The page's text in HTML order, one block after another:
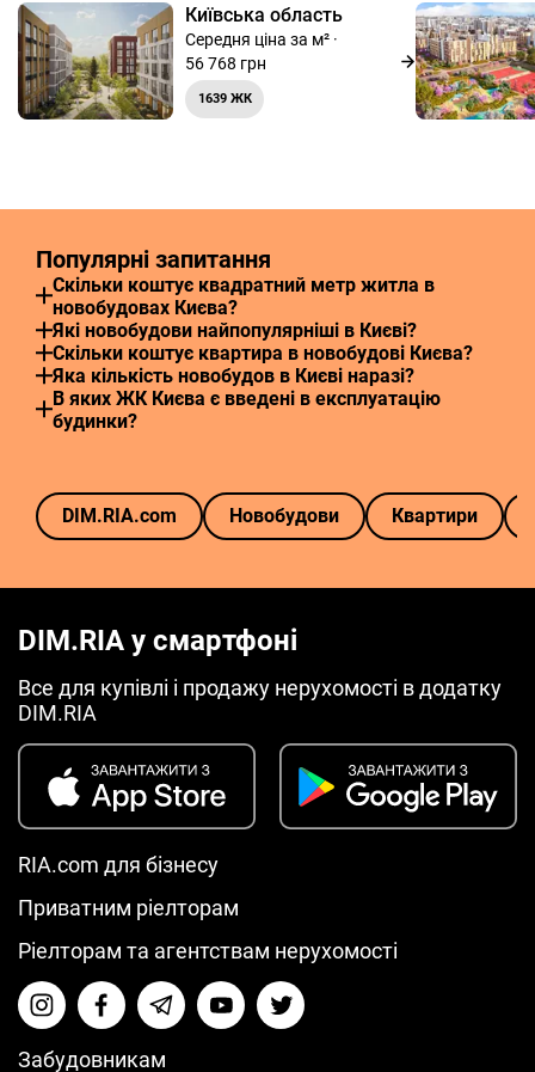
Київська область
Середня ціна за м² ·
56 768 грн
1639 ЖК
Популярні запитання
Скільки коштує квадратний метр житла в
новобудовах Києва?
Які новобудови найпопулярніші в Києві?
Скільки коштує квартира в новобудові Києва?
Яка кількість новобудов в Києві наразі?
В яких ЖК Києва є введені в експлуатацію
будинки?
DIM.RIA.com Новобудови Квартири
DIM.RIA у смартфоні
Все для купівлі і продажу нерухомості в додатку
DIM.RIA
RIA.com для бізнесу
Приватним ріелторам
Ріелторам та агентствам нерухомості
Забудовникам